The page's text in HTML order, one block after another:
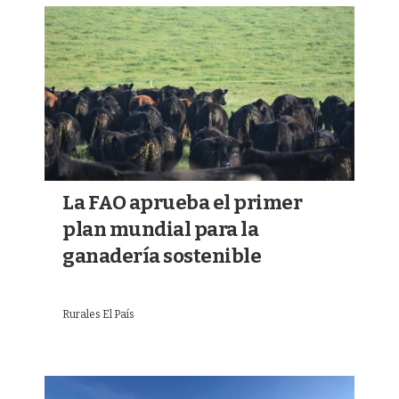
La FAO aprueba el primer
plan mundial para la
ganadería sostenible
Rurales El País